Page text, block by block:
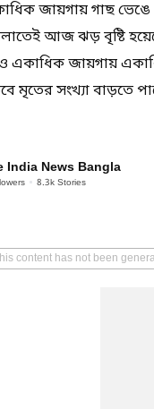
জায়গায় গাছ ভেঙে
আজ ঝড় বৃষ্টি
একাধিক জায়গায়
মৃতের সংখ্যা বাড়তে
India News Bangla
8.3k Stories
content has not been